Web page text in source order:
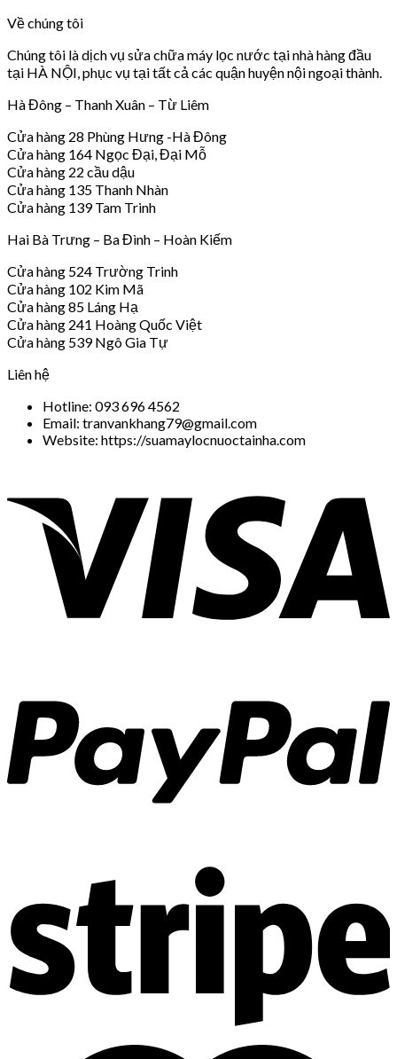
Về chúng tôi
Chúng tôi là dịch vụ sửa chữa máy lọc nước tại nhà hàng đầu
tại HÀ NỘI, phục vụ tại tất cả các quận huyện nội ngoại thành.
Hà Đông – Thanh Xuân – Từ Liêm
Cửa hàng 28 Phùng Hưng -Hà Đông
Cửa hàng 164 Ngọc Đại, Đại Mỗ
Cửa hàng 22 cầu dậu
Cửa hàng 135 Thanh Nhàn
Cửa hàng 139 Tam Trinh
Hai Bà Trưng – Ba Đình – Hoàn Kiếm
Cửa hàng 524 Trường Trinh
Cửa hàng 102 Kim Mã
Cửa hàng 85 Láng Hạ
Cửa hàng 241 Hoàng Quốc Việt
Cửa hàng 539 Ngô Gia Tự
Liên hệ
Hotline: 093 696 4562
Email: tranvankhang79@gmail.com
Website: https://suamaylocnuoctainha.com